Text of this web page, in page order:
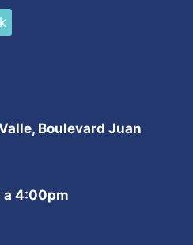
Boulevard Juan
a 4:00pm